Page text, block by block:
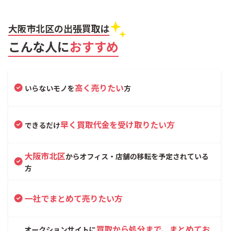
大阪市北区の出張買取は
こんな人におすすめ
いらないモノを高く売りたい方
できるだけ早く買取代金を受け取りたい方
大阪市北区からオフィス・店舗の移転を予定されている
方
一社でまとめて売りたい方